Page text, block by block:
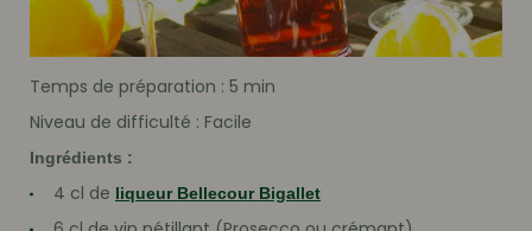
Temps de préparation : 5 min
Niveau de difficulté : Facile
Ingrédients :
4 cl de liqueur Bellecour Bigallet